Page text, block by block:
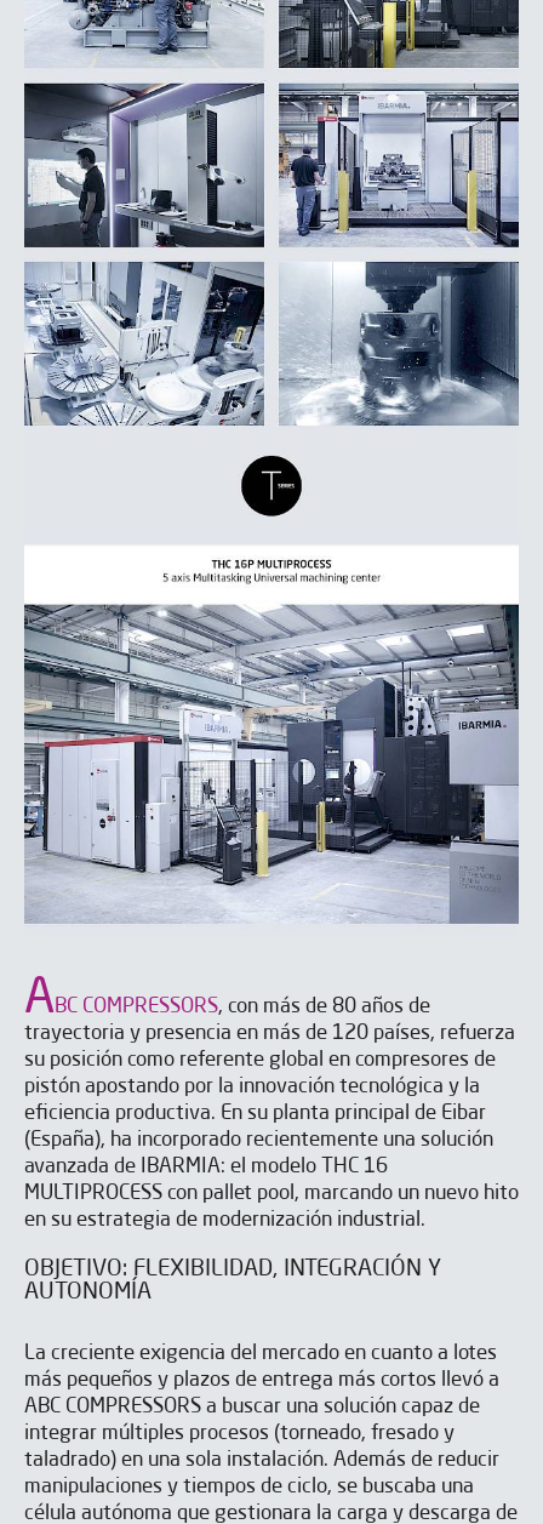
ABC COMPRESSORS, con más de 80 años de
trayectoria y presencia en más de 120 países, refuerza
su posición como referente global en compresores de
pistón apostando por la innovación tecnológica y la
eficiencia productiva. En su planta principal de Eibar
(España), ha incorporado recientemente una solución
avanzada de IBARMIA: el modelo THC 16
MULTIPROCESS con pallet pool, marcando un nuevo hito
en su estrategia de modernización industrial.
OBJETIVO: FLEXIBILIDAD, INTEGRACIÓN Y
AUTONOMÍA
La creciente exigencia del mercado en cuanto a lotes
más pequeños y plazos de entrega más cortos llevó a
ABC COMPRESSORS a buscar una solución capaz de
integrar múltiples procesos (torneado, fresado y
taladrado) en una sola instalación. Además de reducir
manipulaciones y tiempos de ciclo, se buscaba una
célula autónoma que gestionara la carga y descarga de